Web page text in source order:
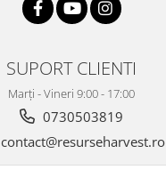
SUPORT CLIENTI
Marți - Vineri 9:00 - 17:00
0730503819
contact@resurseharvest.ro